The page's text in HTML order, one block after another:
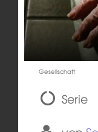
Gesellschaft
Serie